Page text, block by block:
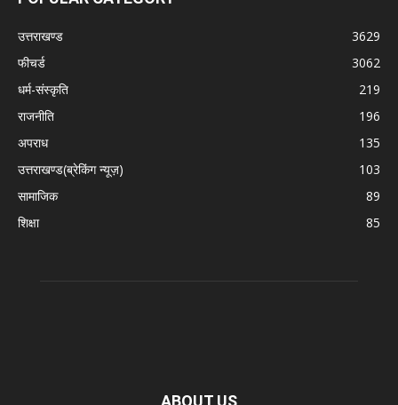
उत्तराखण्ड
3629
फीचर्ड
3062
धर्म-संस्कृति
219
राजनीति
196
अपराध
135
उत्तराखण्ड(ब्रेकिंग न्यूज़)
103
सामाजिक
89
शिक्षा
85
ABOUT US